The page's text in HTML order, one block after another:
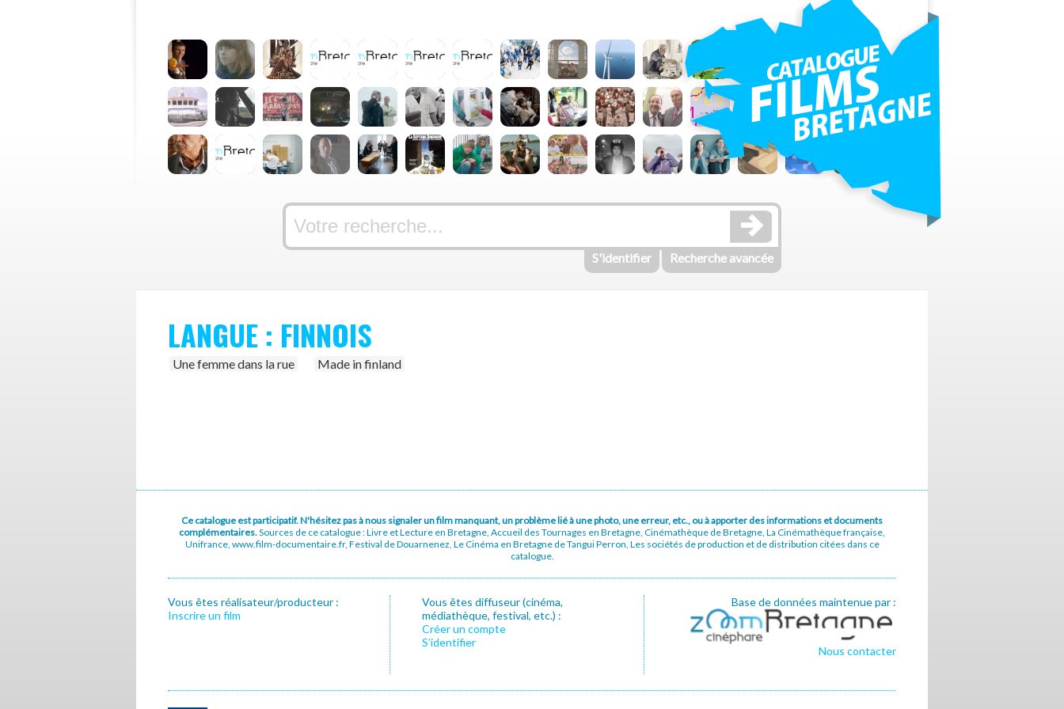
S'identifier Recherche avancée
LANGUE : FINNOIS
Une femme dans la rue Made in finland
Ce catalogue est participatif. N'hésitez pas à nous signaler un film manquant, un problème lié à une photo, une erreur, etc., ou à apporter des informations et documents
complémentaires.Sources de ce catalogue : Livre et Lecture en Bretagne, Accueil des Tournages en Bretagne, Cinémathèque de Bretagne, La Cinémathèque française,
Unifrance, www.film-documentaire.fr, Festival de Douarnenez, Le Cinéma en Bretagne de Tangui Perron, Les sociétés de production et de distribution citées dans ce
catalogue.
Vous êtes réalisateur/producteur :
Inscrire un film
Vous êtes diffuseur (cinéma,
médiathèque, festival, etc.) :
Créer un compte
S’identifier
Base de données maintenue par :
Nous contacter